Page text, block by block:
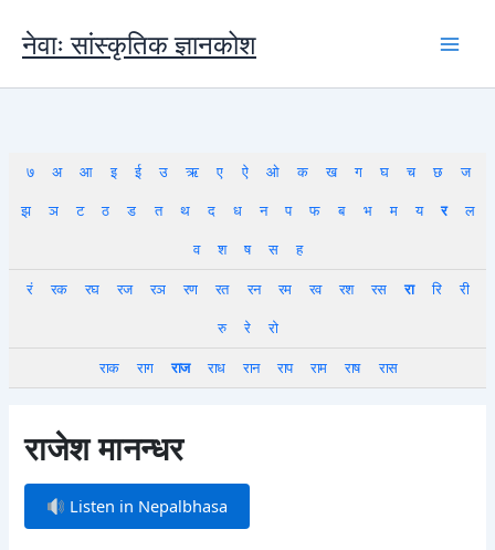
content
नेवाः सांस्कृतिक ज्ञानकोश
७ अ आ इ ई उ ऋ ए ऐ ओ क ख ग घ च छ
ज
झ
ञ ट ठ ड त थ द ध न प फ ब भ म य र
ल
व
श ष स
ह
रं
रक रघ रज रञ रण रत रन रम रव रश रस रा रि
री
रु
रे
रो
राक
राग राज राध रान राप राम राष रास
राजेश मानन्धर
Listen in Nepalbhasa